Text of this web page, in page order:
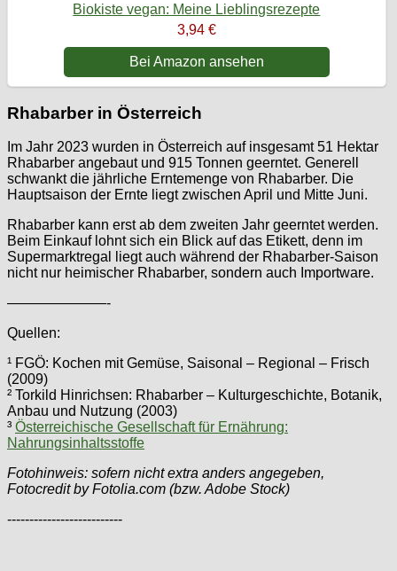
Biokiste vegan: Meine Lieblingsrezepte
3,94 €
Bei Amazon ansehen
Rhabarber in Österreich
Im Jahr 2023 wurden in Österreich auf insgesamt 51 Hektar
Rhabarber angebaut und 915 Tonnen geerntet. Generell
schwankt die jährliche Erntemenge von Rhabarber. Die
Hauptsaison der Ernte liegt zwischen April und Mitte Juni.
Rhabarber kann erst ab dem zweiten Jahr geerntet werden.
Beim Einkauf lohnt sich ein Blick auf das Etikett, denn im
Supermarktregal liegt auch während der Rhabarber-Saison
nicht nur heimischer Rhabarber, sondern auch Importware.
———————-
Quellen:
¹ FGÖ: Kochen mit Gemüse, Saisonal – Regional – Frisch
(2009)
² Torkild Hinrichsen: Rhabarber – Kulturgeschichte, Botanik,
Anbau und Nutzung (2003)
³ Österreichische Gesellschaft für Ernährung:
Nahrungsinhaltsstoffe
Fotohinweis: sofern nicht extra anders angegeben,
Fotocredit by Fotolia.com (bzw. Adobe Stock)
--------------------------